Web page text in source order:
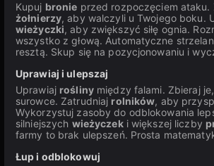
Kupuj bronie przed rozpoczęciem ataku.
żołnierzy, aby walczyli u Twojego boku.
wieżyczki, aby zwiększyć siłę ognia.
wszystko z głową. Automatyczne
resztą. Skup się na pozycjonowaniu i
Uprawiaj i ulepszaj
Uprawiaj roślinymiędzy falami. Zbieraj
surowce. Zatrudniaj rolników, aby
Wykorzystuj zasoby do odblokowania
silniejszych wieżyczeki większej liczby
farmy to brak ulepszeń. Prosta
Łup i odblokowuj